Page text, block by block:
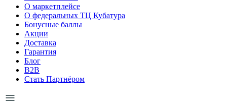
О маркетплейсе
О федеральных ТЦ Кубатура
Бонусные баллы
Акции
Доставка
Гарантия
Блог
B2B
Стать Партнёром